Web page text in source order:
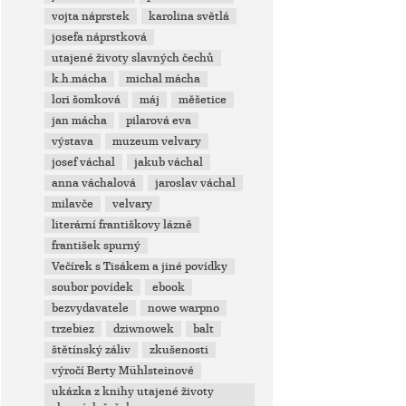
vojta náprstek
karolina světlá
josefa náprstková
utajené životy slavných čechů
k.h.mácha
michal mácha
lori šomková
máj
měšetice
jan mácha
pilarová eva
výstava
muzeum velvary
josef váchal
jakub váchal
anna váchalová
jaroslav váchal
milavče
velvary
literární františkovy lázně
františek spurný
Večírek s Tisákem a jiné povídky
soubor povídek
ebook
bezvydavatele
nowe warpno
trzebiez
dziwnowek
balt
štětínský záliv
zkušenosti
výročí Berty Mühlsteinové
ukázka z knihy utajené životy